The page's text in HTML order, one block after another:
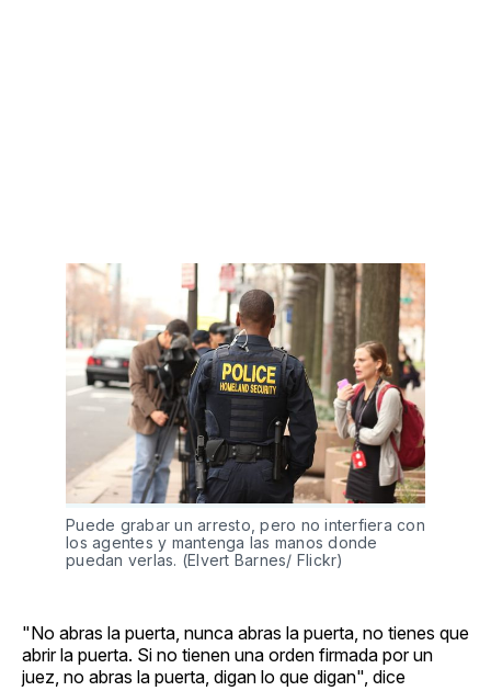
Puede grabar un arresto, pero no interfiera con
los agentes y mantenga las manos donde
puedan verlas. (Elvert Barnes/ Flickr)
"No abras la puerta, nunca abras la puerta, no tienes que
abrir la puerta. Si no tienen una orden firmada por un
juez, no abras la puerta, digan lo que digan", dice